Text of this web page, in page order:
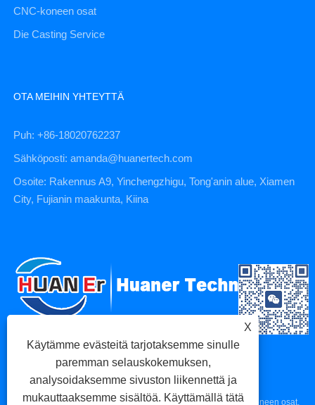
CNC-koneen osat
Die Casting Service
OTA MEIHIN YHTEYTTÄ
Puh: +86-18020762237
Sähköposti: amanda@huanertech.com
Osoite: Rakennus A9, Yinchengzhigu, Tong'anin alue, Xiamen
City, Fujianin maakunta, Kiina
Copyright © 2023 Xiamen Huaner Technology Co., Ltd - CNC-koneen osat,
X
Käytämme evästeitä tarjotaksemme sinulle
paremman selauskokemuksen,
analysoidaksemme sivuston liikennettä ja
mukauttaaksemme sisältöä. Käyttämällä tätä